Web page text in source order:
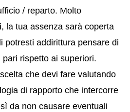
/ reparto. Molto
la tua assenza sarà coperta
potresti addirittura pensare di
rispetto ai superiori.
che devi fare valutando
di rapporto che intercorre
da non causare eventuali